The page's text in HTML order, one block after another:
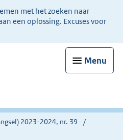
met het zoeken naar
een oplossing. Excuses voor
Menu
2023-2024, nr. 39